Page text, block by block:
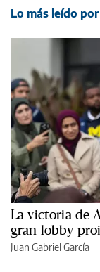
Lo más leído
La victoria de
gran lobby
Juan Gabriel García